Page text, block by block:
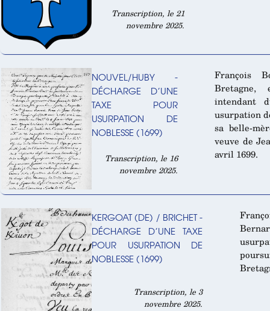
Transcription, le 21
novembre 2025.
NOUVEL/HUBY -
DÉCHARGE D’UNE
TAXE POUR
USURPATION DE
NOBLESSE (1699)
Transcription, le 16
novembre 2025.
François
Bretagne,
intendant
usurpation
sa belle-
veuve de
avril 1699.
KERGOAT (DE) / BRICHET -
DÉCHARGE D’UNE TAXE
POUR USURPATION DE
NOBLESSE (1699)
Transcription, le 3
novembre 2025.